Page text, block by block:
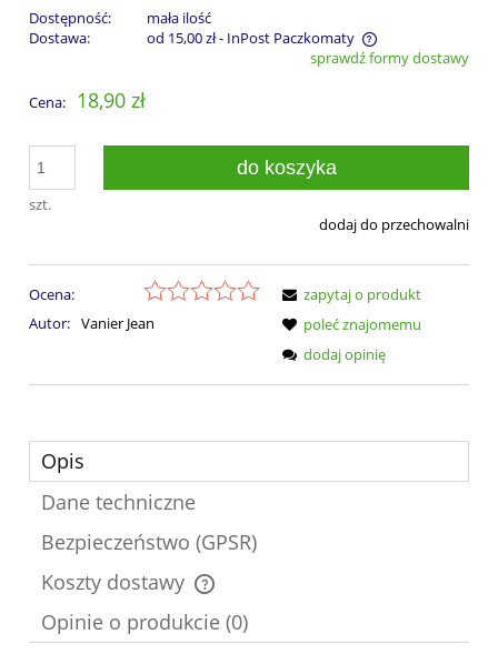
Dostępność:
mała ilość
Dostawa:
od 15,00 zł- InPost Paczkomaty
Cena nie zawiera ewentualnych kosztów płatnościsprawdź formy dostawy
Cena: 18,90 zł
szt.
do koszyka
dodaj do przechowalni
Ocena:
Autor: Vanier Jean
zapytaj o produkt
poleć znajomemu
dodaj opinię
Opis
Dane techniczne
Bezpieczeństwo (GPSR)
Koszty dostawy
Cena nie zawiera ewentualnych kosztów płatności
Opinie o produkcie (0)